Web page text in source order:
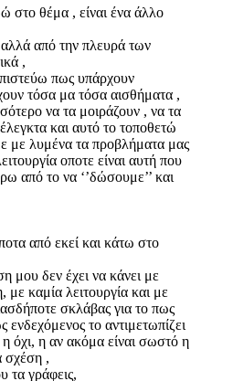
στο θέμα , είναι ένα άλλο
αλλά από την πλευρά των
,
πως υπάρχουν
τόσα μα τόσα αισθήματα ,
να τα μοιράζουν , να τα
και αυτό το τοποθετώ
με λυμένα τα προβλήματα μας
oποτε είναι αυτή που
από το να ‘’δώσουμε’’ και
από εκεί και κάτω στο
μου δεν έχει να κάνει με
με καμία λειτουργία και με
σκλάβας για το πως
ενδεχόμενος το αντιμετωπίζει
η όχι, η αν ακόμα είναι σωστό η
σχέση ,
τα γράφεις,